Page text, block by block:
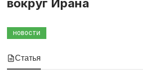
вокруг Ирана
НОВОСТИ
Статья